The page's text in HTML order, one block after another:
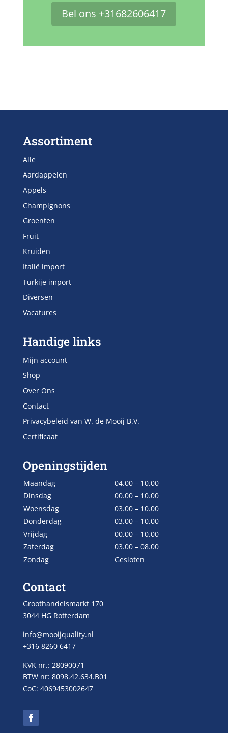
Bel ons +31682606417
Assortiment
Alle
Aardappelen
Appels
Champignons
Groenten
Fruit
Kruiden
Italië import
Turkije import
Diversen
Vacatures
Handige links
Mijn account
Shop
Over Ons
Contact
Privacybeleid van W. de Mooij B.V.
Certificaat
Openingstijden
Maandag
04.00 – 10.00
Dinsdag
00.00 – 10.00
Woensdag
03.00 – 10.00
Donderdag
03.00 – 10.00
Vrijdag
00.00 – 10.00
Zaterdag
03.00 – 08.00
Zondag
Gesloten
Contact
Groothandelsmarkt 170
3044 HG Rotterdam
info@mooijquality.nl
+316 8260 6417
KVK nr.: 28090071
BTW nr: 8098.42.634.B01
CoC: 4069453002647